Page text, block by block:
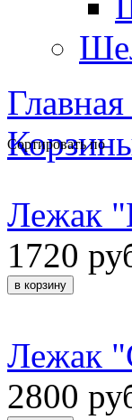
Сортировать по
Лежак
1720
Лежак
2800